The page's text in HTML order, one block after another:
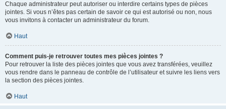
Chaque administrateur peut autoriser ou interdire certains types de pièces
jointes. Si vous n’êtes pas certain de savoir ce qui est autorisé ou non, nous
vous invitons à contacter un administrateur du forum.
Haut
Comment puis-je retrouver toutes mes pièces jointes ?
Pour retrouver la liste des pièces jointes que vous avez transférées, veuillez
vous rendre dans le panneau de contrôle de l’utilisateur et suivre les liens vers
la section des pièces jointes.
Haut